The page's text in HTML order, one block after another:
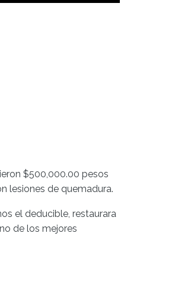
$500,000.00 pesos
lesiones de quemadura.
el deducible, restaurara
de los mejores